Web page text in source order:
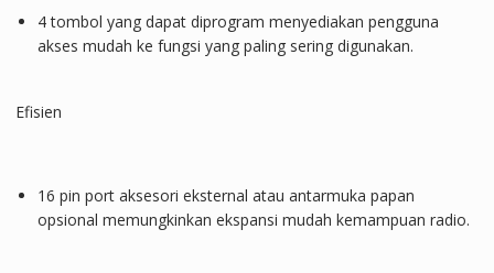
4 tombol yang dapat diprogram menyediakan pengguna
akses mudah ke fungsi yang paling sering digunakan.
Efisien
16 pin port aksesori eksternal atau antarmuka papan
opsional memungkinkan ekspansi mudah kemampuan radio.